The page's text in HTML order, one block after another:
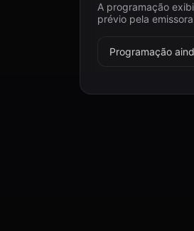
A programação
prévio pela
Programação